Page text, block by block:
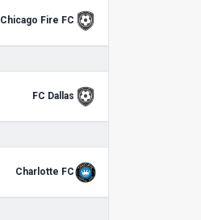
Chicago Fire FC
FC Dallas
Charlotte FC